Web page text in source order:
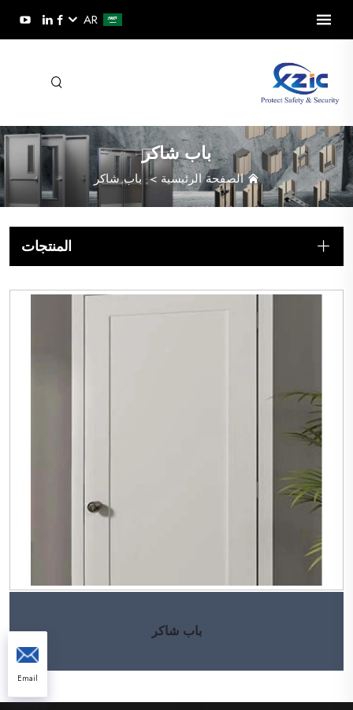
AR
باب شاكر
الصفحة الرئيسية> باب شاكر
المنتجات
باب شاكر
Email